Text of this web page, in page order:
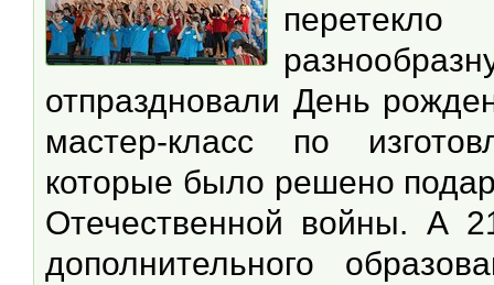
отпраздновали День
мастер-класс по
которые было решено
Отечественной войны. А
дополнительного